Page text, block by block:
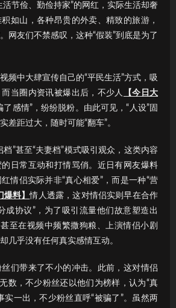
活节俭、勤俭持家”的网红，实际生活却奢
如山，各种昂贵的外卖、精致的旅游，
网友们不禁感叹，这种“假装”到底是为了
频中大肆宣传自己的“平民生活”方式，吸
当圈内资讯被爆出后，不少人
【今日大
了感情”，纷纷脱粉。由此可见，“人设”固
差距过大，随时可能“翻车”。
”甚至“夫妻档”模式吸引观众，这类内容
日常互动和打情骂俏。近日有网友爆料
情侣实际并非“真心相爱”，而是一种“营
爆料】情人透露，这对情侣实则早在合作
成协议”，为了吸引流量他们故意塑造出
至在视频中频繁撒狗粮、上演情侣小剧
几乎没有任何真实感情互动。
们带来了不小的冲击。此前，这对情侣
数，不少粉丝还以他们为榜样，认为“真
实一出，不少粉丝直呼“被骗了”。虽然两